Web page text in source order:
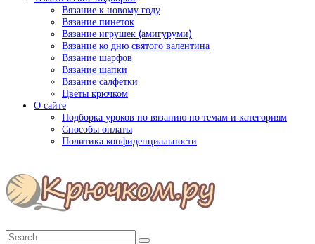
Вязание к новому году
Вязание пинеток
Вязание игрушек (амигуруми)
Вязание ко дню святого валентина
Вязание шарфов
Вязание шапки
Вязание салфетки
Цветы крючком
О сайте
Подборка уроков по вязанию по темам и категориям
Способы оплаты
Политика конфиденциальности